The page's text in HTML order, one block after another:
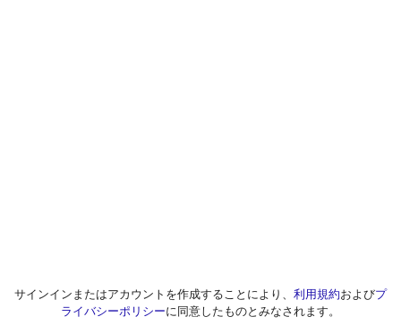
サインインまたはアカウントを作成することにより、 利用規約およびプ
ライバシーポリシーに同意したものとみなされます。